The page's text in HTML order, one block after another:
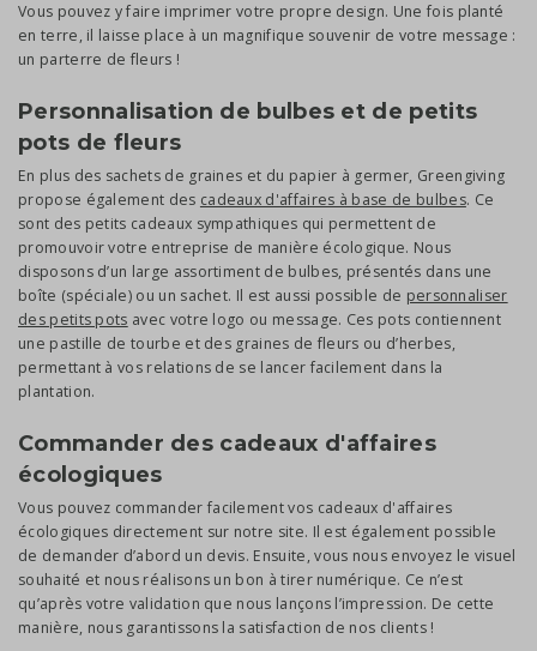
Vous pouvez y faire imprimer votre propre design. Une fois planté
en terre, il laisse place à un magnifique souvenir de votre message :
un parterre de fleurs !
Personnalisation de bulbes et de petits
pots de fleurs
En plus des sachets de graines et du papier à germer, Greengiving
propose également des cadeaux d'affaires à base de bulbes. Ce
sont des petits cadeaux sympathiques qui permettent de
promouvoir votre entreprise de manière écologique. Nous
disposons d’un large assortiment de bulbes, présentés dans une
boîte (spéciale) ou un sachet. Il est aussi possible de personnaliser
des petits pots avec votre logo ou message. Ces pots contiennent
une pastille de tourbe et des graines de fleurs ou d’herbes,
permettant à vos relations de se lancer facilement dans la
plantation.
Commander des cadeaux d'affaires
écologiques
Vous pouvez commander facilement vos cadeaux d'affaires
écologiques directement sur notre site. Il est également possible
de demander d’abord un devis. Ensuite, vous nous envoyez le visuel
souhaité et nous réalisons un bon à tirer numérique. Ce n’est
qu’après votre validation que nous lançons l’impression. De cette
manière, nous garantissons la satisfaction de nos clients !